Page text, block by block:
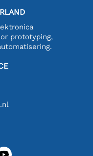
prototyping,